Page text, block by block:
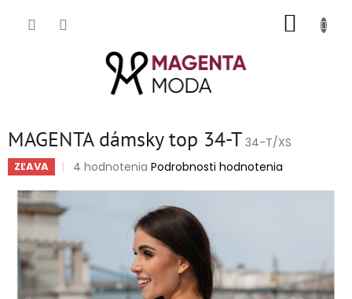
MAGENTA dámsky top 34-T 34-T/XS
ZĽAVA
Priemerné
produktu
z
5
hviezdičiek.
4 hodnotenia Podrobnosti hodnotenia